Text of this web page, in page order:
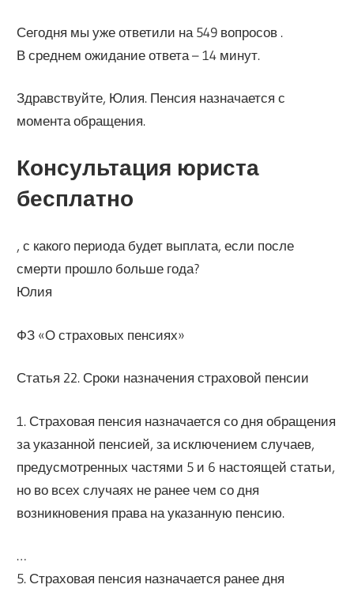
Сегодня мы уже ответили на 549 вопросов .
В среднем ожидание ответа – 14 минут.
Здравствуйте, Юлия. Пенсия назначается с
момента обращения.
Консультация юриста
бесплатно
, с какого периода будет выплата, если после
смерти прошло больше года?
Юлия
ФЗ «О страховых пенсиях»
Статья 22. Сроки назначения страховой пенсии
1. Страховая пенсия назначается со дня обращения
за указанной пенсией, за исключением случаев,
предусмотренных частями 5 и 6 настоящей статьи,
но во всех случаях не ранее чем со дня
возникновения права на указанную пенсию.
…
5. Страховая пенсия назначается ранее дня